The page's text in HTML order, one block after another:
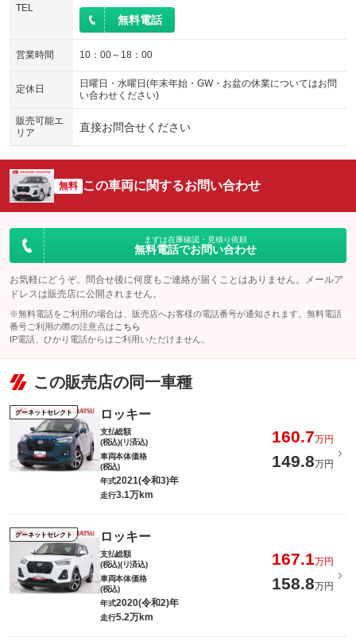
TEL
無料電話
営業時間 10：00～18：00
定休日
日曜日・水曜日(年末年始・GW・お盆の休業についてはお問
い合わせください)
販売可能エ
リア
直接お問合せください
無料 この車両に関するお問い合わせ
まずは在庫確認・見積り依頼
無料電話でお問い合わせ
お気軽にどうぞ。問合せ後に何度もご連絡が届くことはありません。メールア
ドレスは販売店に公開されません。
※無料電話をご利用の場合は、販売店へお客様の電話番号が通知されます。無料電話
番号ご利用の際の注意点は こちら
IP電話、ひかり電話からはご利用いただけません。
この販売店の同一車種
グーネットセレクト ロッキー
支払総額
(税込)(リ済込)
160.7万円
車両本体価格
(税込)
149.8万円
年式2021(令和3)年
走行3.1万km
グーネットセレクト ロッキー
支払総額
(税込)(リ済込)
167.1万円
車両本体価格
(税込)
158.8万円
年式2020(令和2)年
走行5.2万km